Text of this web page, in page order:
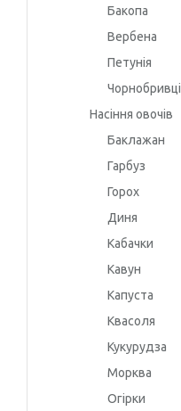
Бакопа
Вербена
Петунія
Чорнобривці
Насіння овочів
Баклажан
Гарбуз
Горох
Диня
Кабачки
Кавун
Капуста
Квасоля
Кукурудза
Морква
Огірки